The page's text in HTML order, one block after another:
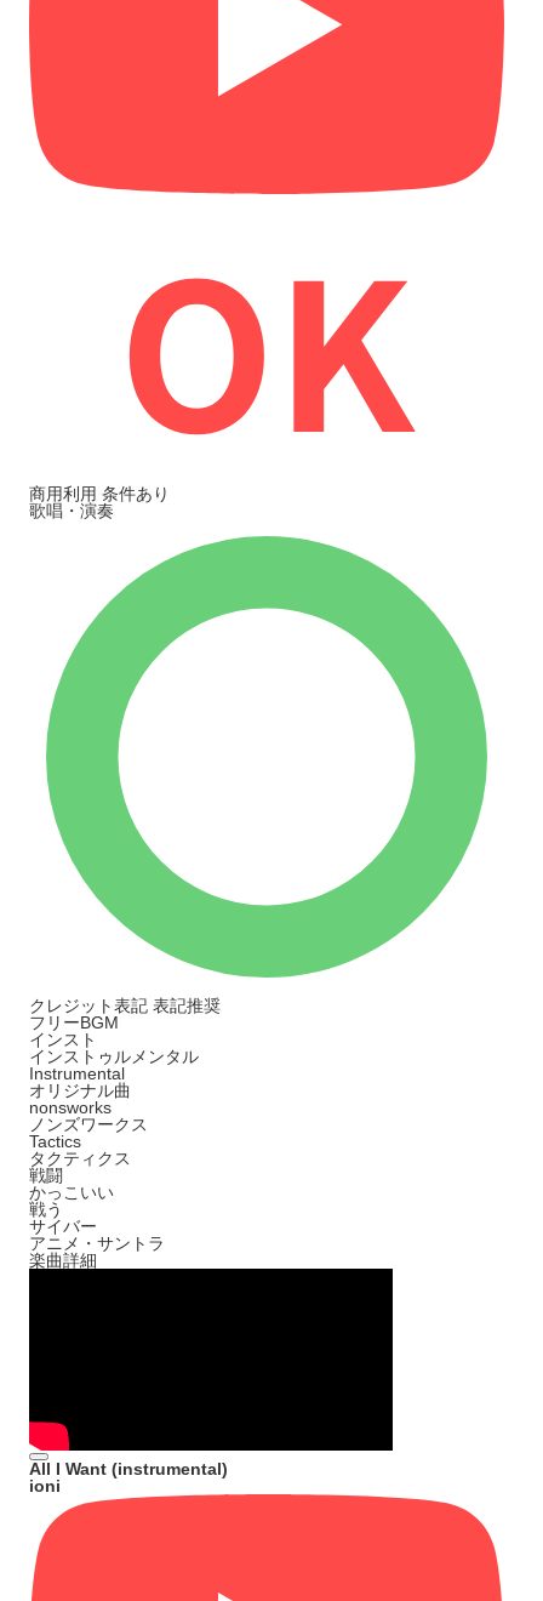
商用利用 条件あり
歌唱・演奏
クレジット表記 表記推奨
フリーBGM
インスト
インストゥルメンタル
Instrumental
オリジナル曲
nonsworks
ノンズワークス
Tactics
タクティクス
戦闘
かっこいい
戦う
サイバー
アニメ・サントラ
楽曲詳細
All I Want (instrumental)
ioni